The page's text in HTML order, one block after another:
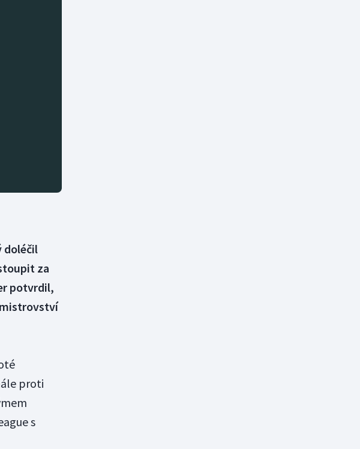
doléčil
za
potvrdil,
proti
s